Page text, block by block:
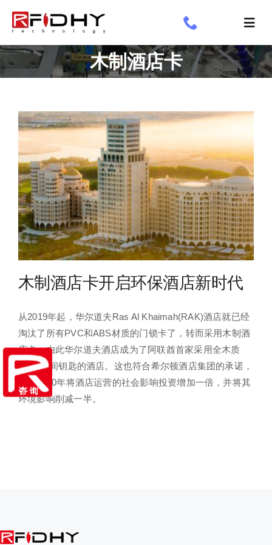
容
切
换
导
航
了解我们
应用领域
定制标签 专享
新闻专栏
木制酒店卡
木制酒店卡开启环保酒店新时代
从2019年起，华尔道夫Ras Al Khaimah(RAK)酒店就已经
淘汰了所有PVC和ABS材质的门锁卡了，转而采用木制酒
店卡；由此华尔道夫酒店成为了阿联酋首家采用全木质
RFID房间钥匙的酒店。这也符合希尔顿酒店集团的承诺，
即到2030年将酒店运营的社会影响投资增加一倍，并将其
环境影响削减一半。